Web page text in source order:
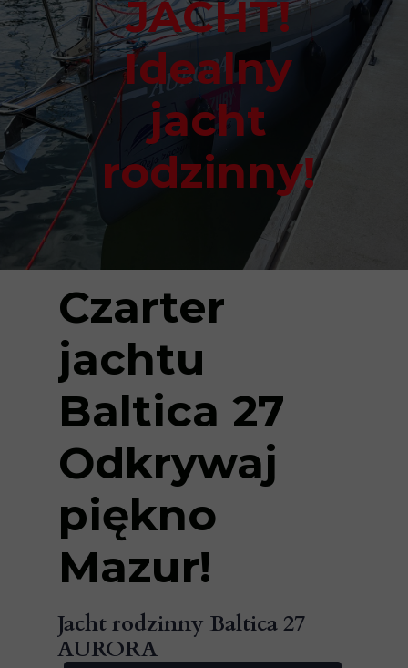
Czarter
jachtu
Baltica 27
Odkrywaj
piękno
Mazur!
JACHT!
Idealny
jacht
rodzinny!
Jacht rodzinny Baltica 27
AURORA